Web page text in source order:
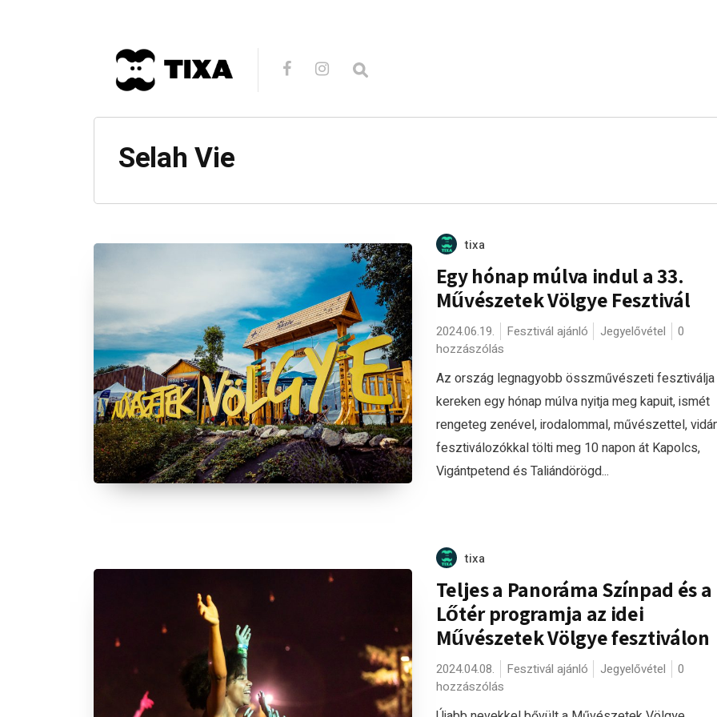
Selah Vie
tixa
Egy hónap múlva indul a 33.
Művészetek Völgye Fesztivál
2024.06.19. Fesztivál ajánló Jegyelővétel
0
hozzászólás
Az ország legnagyobb összművészeti fesztiválja
kereken egy hónap múlva nyitja meg kapuit, ismét
rengeteg zenével, irodalommal, művészettel,
fesztiválozókkal tölti meg 10 napon át Kapolcs,
Vigántpetend és Taliándörögd...
tixa
Teljes a Panoráma Színpad és a
Lőtér programja az idei
Művészetek Völgye fesztiválon
2024.04.08. Fesztivál ajánló Jegyelővétel
0
hozzászólás